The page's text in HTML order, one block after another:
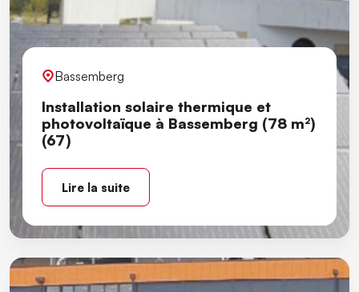
Bassemberg
Installation solaire thermique et
photovoltaïque à Bassemberg (78 m²)
(67)
Lire la suite